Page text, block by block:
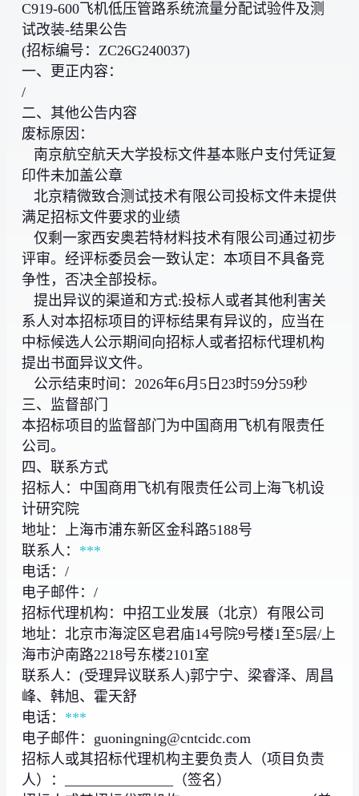
C919-600飞机低压管路系统流量分配试验件及测
试改装-结果公告
(招标编号：ZC26G240037)
一、更正内容：
/
二、其他公告内容
废标原因：
南京航空航天大学投标文件基本账户支付凭证复
印件未加盖公章
北京精微致合测试技术有限公司投标文件未提供
满足招标文件要求的业绩
仅剩一家西安奥若特材料技术有限公司通过初步
评审。经评标委员会一致认定：本项目不具备竞
争性，否决全部投标。
提出异议的渠道和方式:投标人或者其他利害关
系人对本招标项目的评标结果有异议的，应当在
中标候选人公示期间向招标人或者招标代理机构
提出书面异议文件。
公示结束时间：2026年6月5日23时59分59秒
三、监督部门
本招标项目的监督部门为中国商用飞机有限责任
公司。
四、联系方式
招标人：中国商用飞机有限责任公司上海飞机设
计研究院
地址：上海市浦东新区金科路5188号
联系人： ***
电话：/
电子邮件：/
招标代理机构：中招工业发展（北京）有限公司
地址：北京市海淀区皂君庙14号院9号楼1至5层/上
海市沪南路2218号东楼2101室
联系人：(受理异议联系人)郭宁宁、梁睿泽、周昌
峰、韩旭、霍天舒
电话： ***
电子邮件：guoningning@cntcidc.com
招标人或其招标代理机构主要负责人（项目负责
人）：_______________（签名）